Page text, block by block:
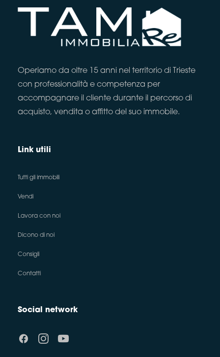
Operiamo da oltre 15 anni nel territorio di Trieste
con professionalità e competenza per
accompagnare il cliente durante il percorso di
acquisto, vendita o affitto del suo immobile.
Link utili
Tutti gli immobili
Vendi
Lavora con noi
Dicono di noi
Consigli
Contatti
Social network